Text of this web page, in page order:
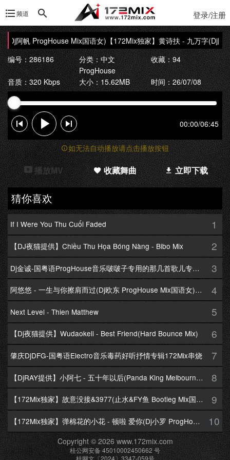
频道 登录/注册
阿帆 ProgHouse Mix国语女)【172Mix独家】黄诗扶 - 九万字(Dj阿
编号：286186
分类：中文
ProgHouse
收藏：94
音质：320 Kbps 大小：15.62MB 时间：26/07/08
00:00/06:45
如无法自动播放请点击播放按钮
播放MV 收藏舞曲 立即下载
猜你喜欢
If I Were You Thu Cuối Faded 1
【DJ夜猫提供】Chiều Thu Họa Bóng Nàng - Bibo Mix 2
Dj金诚-国粤语ProgHouse音乐啵啵子专用的那几首歌儿专辑172Mix串烧 3
阿悠悠 - 一生与你擦肩而过(Dj欧东 ProgHouse Mix国语女)Dj小耀修改 4
Next Level - Thien Matthew 5
【Dj夜猫提供】Wudaokeli - Best Friend(Hard Bounce Mix) 6
肇庆DjDFG-国粤语Electro音乐毒药好听抒情专辑172Mix串烧 7
【DjRAY提供】小阿七 - 五十年以后(Panda King Melbourne Mix国语女) 8
【172Mix独家】故意没接&3977(止水&FY鱼 Bootleg Mix国语男) 9
【172Mix独家】弹棉花的小花 - 顿啦 爱你(Dj小罗 ProgHouse Mix国语女)v2 10
Copyright © 2026 www.172mix.com
桂公网安备 45010002450662 号
桂网文〔2024〕3347-059号